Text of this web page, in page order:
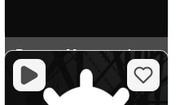
Рекорд Маятник Фуко